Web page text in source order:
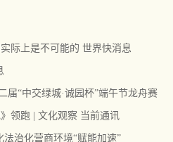
际上是不可能的 世界快消息
届“中交绿城·诚园杯”端午节龙舟赛
领跑 | 文化观察 当前通讯
治化营商环境“赋能加速”